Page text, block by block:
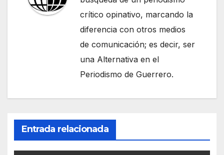
crítico opinativo, marcando la
diferencia con otros medios
de comunicación; es decir, ser
una Alternativa en el
Periodismo de Guerrero.
Entrada relacionada